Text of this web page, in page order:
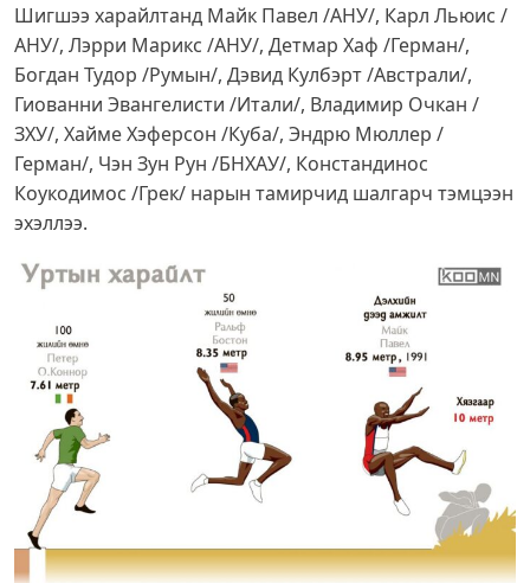
Шигшээ харайлтанд Майк Павел /АНУ/, Карл Льюис /
АНУ/, Лэрри Марикс /АНУ/, Детмар Хаф /Герман/,
Богдан Тудор /Румын/, Дэвид Кулбэрт /Австрали/,
Гиованни Эвангелисти /Итали/, Владимир Очкан /
ЗХУ/, Хайме Хэферсон /Куба/, Эндрю Мюллер /
Герман/, Чэн Зун Рун /БНХАУ/, Констандинос
Коукодимос /Грек/ нарын тамирчид шалгарч тэмцээн
эхэллээ.